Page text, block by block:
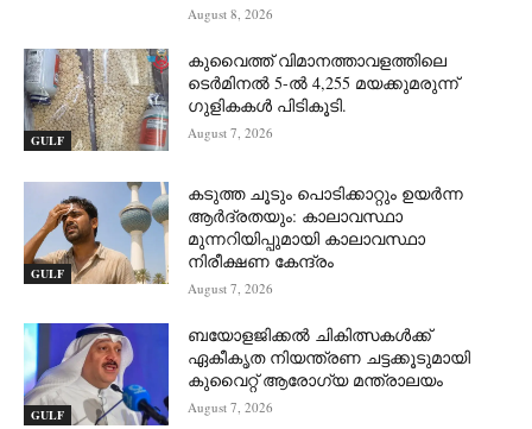
August 8, 2026
GULF
കുവൈത്ത് വിമാനത്താവളത്തിലെ
ടെർമിനൽ 5-ൽ 4,255 മയക്കുമരുന്ന്
ഗുളികകൾ പിടികൂടി.
August 7, 2026
GULF
കടുത്ത ചൂടും പൊടിക്കാറ്റും ഉയർന്ന
ആർദ്രതയും: കാലാവസ്ഥാ
മുന്നറിയിപ്പുമായി കാലാവസ്ഥാ
നിരീക്ഷണ കേന്ദ്രം
August 7, 2026
GULF
ബയോളജിക്കൽ ചികിത്സകൾക്ക്
ഏകീകൃത നിയന്ത്രണ ചട്ടക്കൂടുമായി
കുവൈറ്റ് ആരോഗ്യ മന്ത്രാലയം
August 7, 2026